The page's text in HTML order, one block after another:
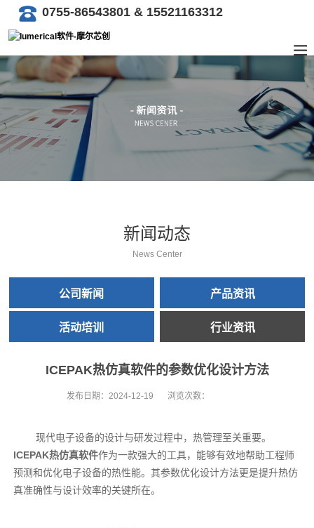
0755-86543801 & 15521163312
新闻动态
News Center
公司新闻 产品资讯
活动培训 行业资讯
ICEPAK热仿真软件的参数优化设计方法
发布日期： 2024-12-19 浏览次数：
现代电子设备的设计与研发过程中，热管理至关重要。
ICEPAK热仿真软件作为一款强大的工具，能够有效地帮助工程师
预测和优化电子设备的热性能。其参数优化设计方法更是提升热仿
真准确性与设计效率的关键所在。